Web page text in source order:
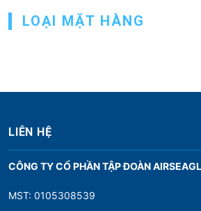
à
i
t
LOẠI MẶT HÀNG
LIÊN HỆ
CÔNG TY CỔ PHẦN TẬP ĐOÀN
MST: 0105308539